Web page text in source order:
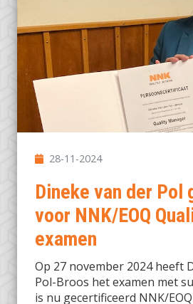
28-11-2024
Dineke van der Pol
voor NNK/EOQ
examen
Op 27 november 2024 heeft
Pol-Broos het examen met
is nu gecertificeerd NNK/